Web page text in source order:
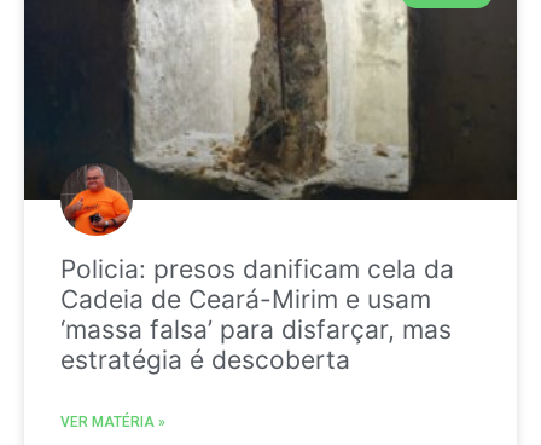
Policia: presos danificam cela da
Cadeia de Ceará-Mirim e usam
‘massa falsa’ para disfarçar, mas
estratégia é descoberta
VER MATÉRIA »